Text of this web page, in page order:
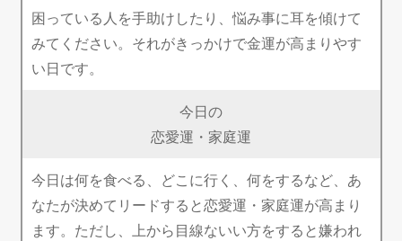
困っている人を手助けしたり、悩み事に耳を傾けて
みてください。それがきっかけで金運が高まりやす
い日です。
今日の
恋愛運・家庭運
今日は何を食べる、どこに行く、何をするなど、あ
なたが決めてリードすると恋愛運・家庭運が高まり
ます。ただし、上から目線ないい方をすると嫌われ